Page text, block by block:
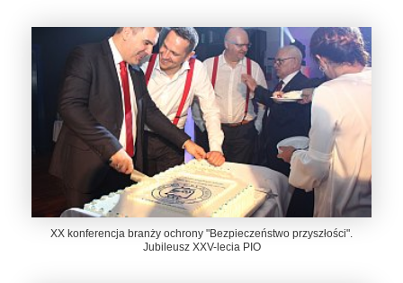
XX konferencja branży ochrony "Bezpieczeństwo przyszłości".
Jubileusz XXV-lecia PIO